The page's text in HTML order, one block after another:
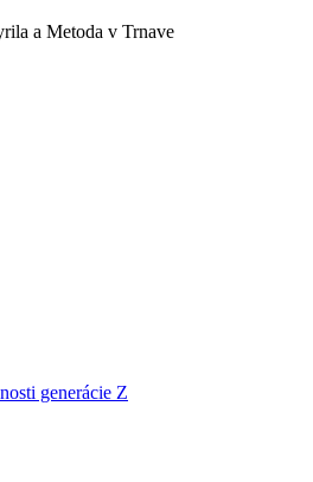
a Metoda v Trnave
generácie Z